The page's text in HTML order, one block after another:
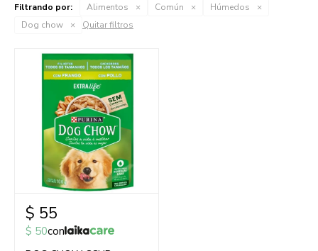
Filtrando por: Alimentos Común
Húmedos
Dog chow
Quitar filtros
$ 55
$ 50con